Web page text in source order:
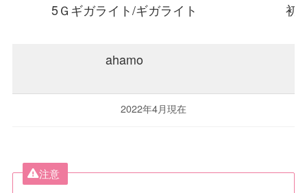
5Ｇギガライト/ギガライト 初
ahamo
2022年4月現在
注意